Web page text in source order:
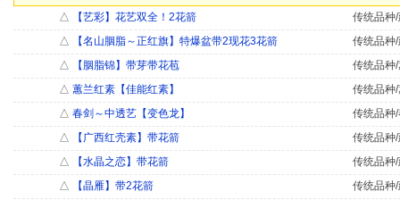
△ 【艺彩】花艺双全！2花箭
传统品种
△ 【名山胭脂～正红旗】特爆盆带2现花3花箭
传统品种
△ 【胭脂锦】带芽带花苞
传统品种
△ 蕙兰红素【佳能红素】
传统品种
△ 春剑～中透艺【变色龙】
传统品种
△ 【广西红壳素】带花箭
传统品种
△ 【水晶之恋】带花箭
传统品种
△ 【晶雁】带2花箭
传统品种